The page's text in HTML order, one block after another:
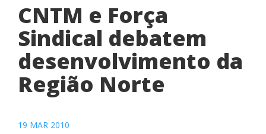
CNTM e Força
Sindical debatem
desenvolvimento da
Região Norte
19 MAR 2010